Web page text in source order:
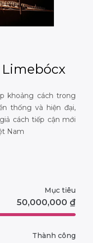
Limebócx
khoảng cách trong
thống và hiện đại,
cách tiếp cận mới
Nam
50,000,000 ₫
Mục tiêu
Thành công